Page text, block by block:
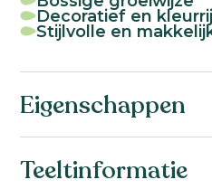
Decoratief en
Stijlvolle en
Eigenschappen
Calathea makoyana
Teeltinformatie